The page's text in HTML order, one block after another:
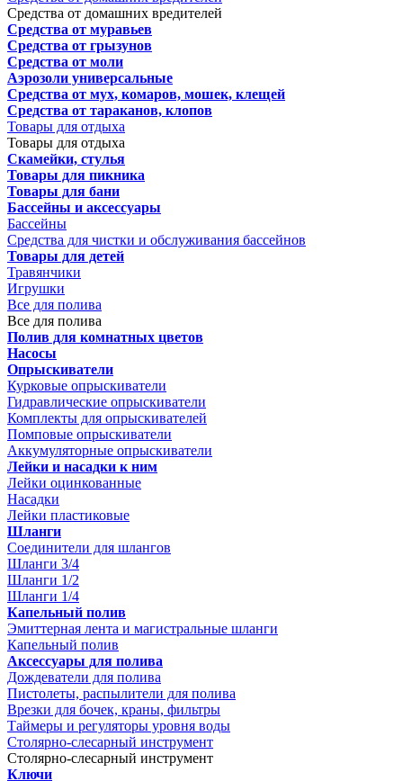
Средства от домашних вредителей
Средства от муравьев
Средства от грызунов
Средства от моли
Аэрозоли универсальные
Средства от мух, комаров, мошек, клещей
Средства от тараканов, клопов
Товары для отдыха
Товары для отдыха
Скамейки, стулья
Товары для пикника
Товары для бани
Бассейны и аксессуары
Бассейны
Средства для чистки и обслуживания бассейнов
Товары для детей
Травянчики
Игрушки
Все для полива
Все для полива
Полив для комнатных цветов
Насосы
Опрыскиватели
Курковые опрыскиватели
Гидравлические опрыскиватели
Комплекты для опрыскивателей
Помповые опрыскиватели
Аккумуляторные опрыскиватели
Лейки и насадки к ним
Лейки оцинкованные
Насадки
Лейки пластиковые
Шланги
Соединители для шлангов
Шланги 3/4
Шланги 1/2
Шланги 1/4
Капельный полив
Эмиттерная лента и магистральные шланги
Капельный полив
Аксессуары для полива
Дождеватели для полива
Пистолеты, распылители для полива
Врезки для бочек, краны, фильтры
Таймеры и регуляторы уровня воды
Столярно-слесарный инструмент
Столярно-слесарный инструмент
Ключи